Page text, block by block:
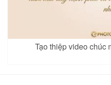
Tạo thiệp video chúc